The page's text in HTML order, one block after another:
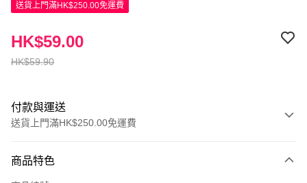
送貨上門滿HK$250.00免運費
HK$59.90
HK$59.00
付款與運送
送貨上門滿HK$250.00免運費
信用卡
商品特色